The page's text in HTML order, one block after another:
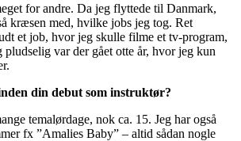
for andre. Da jeg flyttede til Danmark,
kræsen med, hvilke jobs jeg tog. Ret
et job, hvor jeg skulle filme et tv-program,
var der gået otte år, hvor jeg kun
din debut som instruktør?
temalørdage, nok ca. 15. Jeg har også
fx ”Amalies Baby” – altid sådan nogle